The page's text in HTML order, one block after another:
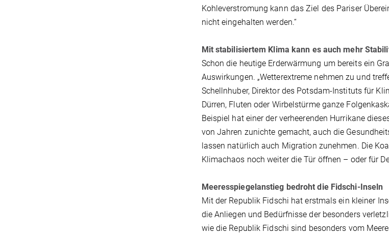
Kohleverstromung kann das Ziel des Pariser
nicht eingehalten werden.“
Mit stabilisiertem Klima kann es auch mehr
Schon die heutige Erderwärmung um bereits ein
Auswirkungen. „Wetterextreme nehmen zu und
Schellnhuber, Direktor des Potsdam-Instituts für
Dürren, Fluten oder Wirbelstürme ganze
Beispiel hat einer der verheerenden Hurrikane
von Jahren zunichte gemacht, auch die
lassen natürlich auch Migration zunehmen. Die
Klimachaos noch weiter die Tür öffnen – oder für
Meeresspiegelanstieg bedroht die Fidschi-Inseln
Mit der Republik Fidschi hat erstmals ein kleiner
die Anliegen und Bedürfnisse der besonders
wie die Republik Fidschi sind besonders vom